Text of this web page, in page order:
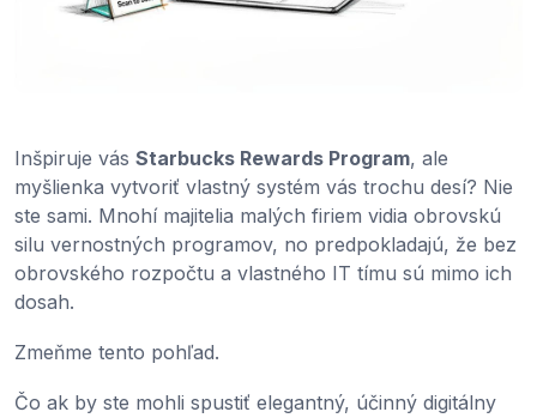
Inšpiruje vás Starbucks Rewards Program, ale
myšlienka vytvoriť vlastný systém vás trochu desí? Nie
ste sami. Mnohí majitelia malých firiem vidia obrovskú
silu vernostných programov, no predpokladajú, že bez
obrovského rozpočtu a vlastného IT tímu sú mimo ich
dosah.
Zmeňme tento pohľad.
Čo ak by ste mohli spustiť elegantný, účinný digitálny